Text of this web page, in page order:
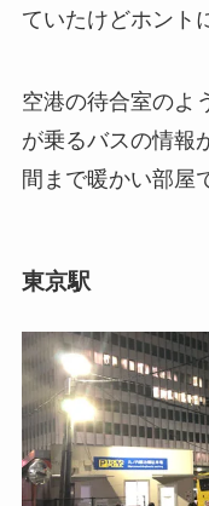
ていたけどホント
空港の待合室のよ
が乗るバスの情報
間まで暖かい部屋
東京駅